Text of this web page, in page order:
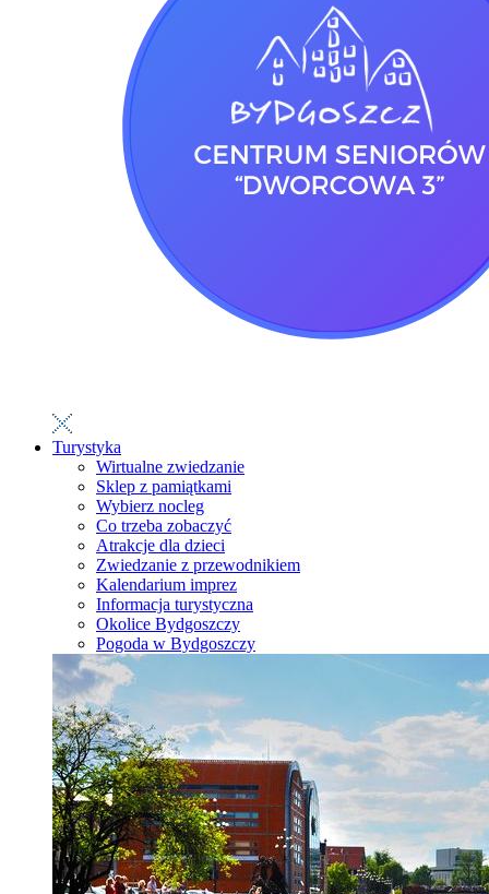
Turystyka
Wirtualne zwiedzanie
Sklep z pamiątkami
Wybierz nocleg
Co trzeba zobaczyć
Atrakcje dla dzieci
Zwiedzanie z przewodnikiem
Kalendarium imprez
Informacja turystyczna
Okolice Bydgoszczy
Pogoda w Bydgoszczy